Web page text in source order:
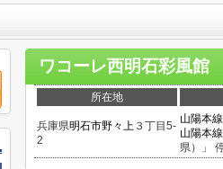
ワコーレ西明石彩風館
所在地
兵庫県明石市野々上 ３丁目5-
2
山陽本線
山陽本線
県）」